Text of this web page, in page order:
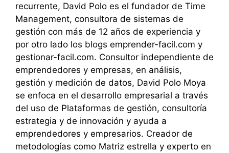
recurrente, David Polo es el fundador de Time
Management, consultora de sistemas de
gestión con más de 12 años de experiencia y
por otro lado los blogs emprender-facil.com y
gestionar-facil.com. Consultor independiente de
emprendedores y empresas, en análisis,
gestión y medición de datos, David Polo Moya
se enfoca en el desarrollo empresarial a través
del uso de Plataformas de gestión, consultoría
estrategia y de innovación y ayuda a
emprendedores y empresarios. Creador de
metodologías como Matriz estrella y experto en